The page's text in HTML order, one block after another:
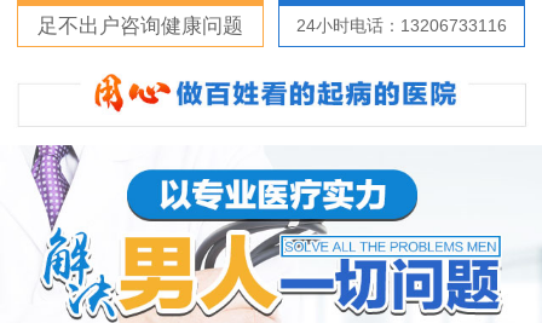
足不出户咨询健康问题 24小时电话：13206733116